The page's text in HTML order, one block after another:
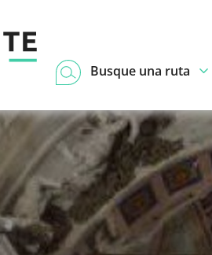
Busque una ruta